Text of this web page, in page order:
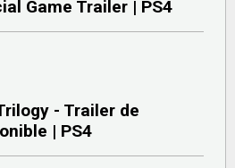
Game Trailer | PS4
- Trailer de
| PS4